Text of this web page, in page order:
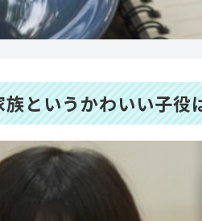
というかわいい子役